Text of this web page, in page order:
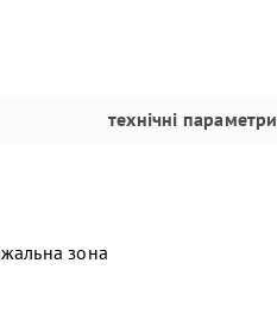
технічні параметри
зона